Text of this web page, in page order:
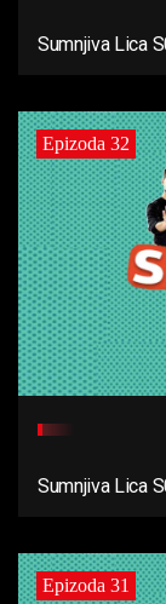
Sumnjiva Lica
Epizoda 32
Sumnjiva Lica
Epizoda 31